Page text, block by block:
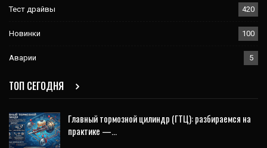
Тест драйвы 420
Новинки 100
Аварии 5
ТОП СЕГОДНЯ
Главный тормозной цилиндр (ГТЦ): разбираемся на
практике —…